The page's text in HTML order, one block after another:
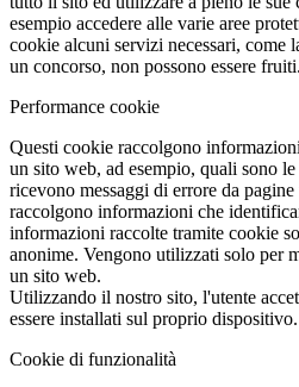
esempio accedere alle varie aree
cookie alcuni servizi necessari, come
un concorso, non possono essere fruiti.
Performance cookie
Questi cookie raccolgono
un sito web, ad esempio, quali sono
ricevono messaggi di errore da
raccolgono informazioni che
informazioni raccolte tramite cookie
anonime. Vengono utilizzati solo per
un sito web.
Utilizzando il nostro sito, l'utente
essere installati sul proprio dispositivo.
Cookie di funzionalità